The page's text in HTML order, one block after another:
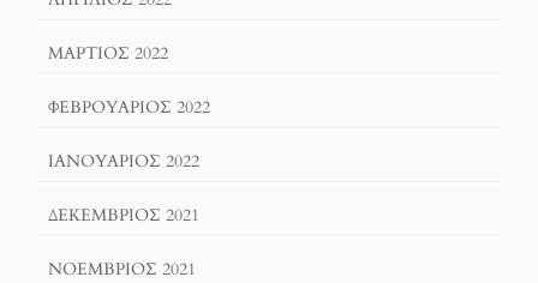
ΜΆΡΤΙΟΣ 2022
ΦΕΒΡΟΥΆΡΙΟΣ 2022
ΙΑΝΟΥΆΡΙΟΣ 2022
ΔΕΚΈΜΒΡΙΟΣ 2021
ΝΟΈΜΒΡΙΟΣ 2021